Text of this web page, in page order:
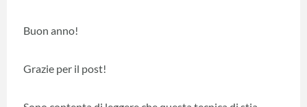
Buon anno!
Grazie per il post!